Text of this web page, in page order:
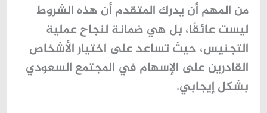
من المهم أن يدرك المتقدم أن هذه الشروط
ليست عائقًا، بل هي ضمانة لنجاح عملية
التجنيس، حيث تساعد على اختيار الأشخاص
القادرين على الإسهام في المجتمع السعودي
بشكل إيجابي.